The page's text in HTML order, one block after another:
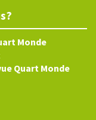
Monde
Quart Monde